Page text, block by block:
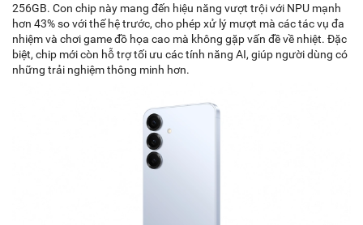
256GB. Con chip này mang đến hiệu năng vượt trội với NPU mạnh
hơn 43% so với thế hệ trước, cho phép xử lý mượt mà các tác vụ đa
nhiệm và chơi game đồ họa cao mà không gặp vấn đề về nhiệt. Đặc
biệt, chip mới còn hỗ trợ tối ưu các tính năng AI, giúp người dùng có
những trải nghiệm thông minh hơn.